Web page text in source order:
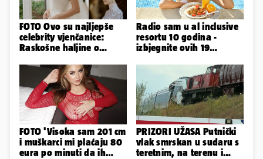
FOTO Ovo su najljepše
celebrity vjenčanice:
Raskošne haljine o
svijet
Radio sam u al inclusive
resortu 10 godina -
izbjegnite ovih 19
FOTO 'Visoka sam 201 cm
i muškarci mi plaćaju 80
eura po minuti da ih
PRIZORI UŽASA Putnički
vlak smrskan u sudaru s
teretnim, na terenu i